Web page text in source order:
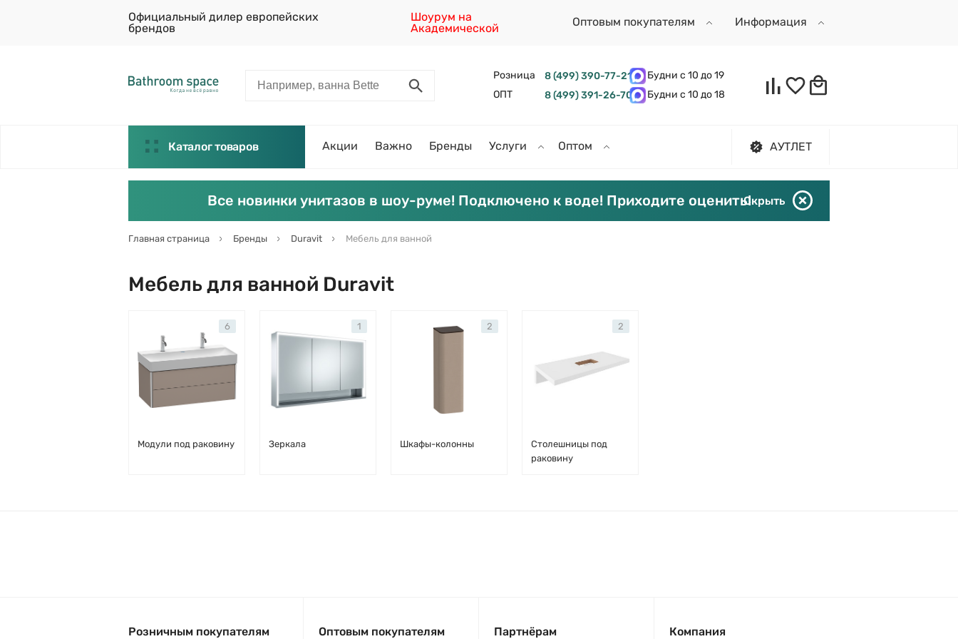
Официальный дилер европейских
брендов
Шоурум на
Академической
Оптовым покупателям Информация
Розница 8 (499) 390-77-21
Будни с 10 до 19
ОПТ
8 (499) 391-26-70 Будни с 10 до 18
Каталог товаров Акции Важно Бренды Услуги Оптом АУТЛЕТ
Все новинки унитазов в шоу-руме! Подключено к воде! Приходите оценить!Скрыть
Главная страница Бренды Duravit Мебель для ванной
Мебель для ванной Duravit
Модули под раковину
6
Зеркала
1
Шкафы-колонны
2
Столешницы под
раковину
2
Розничным покупателям Оптовым покупателям Партнёрам Компания